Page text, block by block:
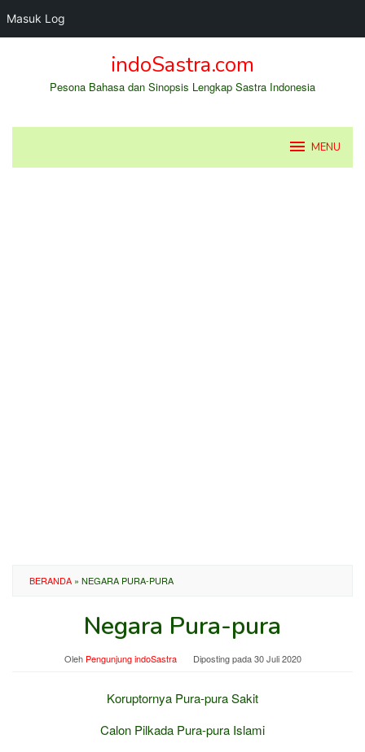
Masuk Log
indoSastra.com
Pesona Bahasa dan Sinopsis Lengkap Sastra Indonesia
MENU
BERANDA » NEGARA PURA-PURA
Negara Pura-pura
Oleh Pengunjung indoSastra Diposting pada30 Juli 2020
Koruptornya Pura-pura Sakit
Calon Pilkada Pura-pura Islami